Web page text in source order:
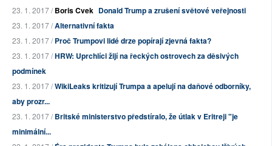
23. 1. 2017 /Boris Cvek Donald Trump a zrušení světové veřejnosti
23. 1. 2017 /Alternativní fakta
23. 1. 2017 /Proč Trumpovi lidé drze popírají zjevná fakta?
23. 1. 2017 /HRW: Uprchlíci žijí na řeckých ostrovech za děsivých
podmínek
23. 1. 2017 /WikiLeaks kritizují Trumpa a apelují na daňové odborníky,
aby prozr...
23. 1. 2017 /Britské ministerstvo předstíralo, že útlak v Eritreji "je
minimální...